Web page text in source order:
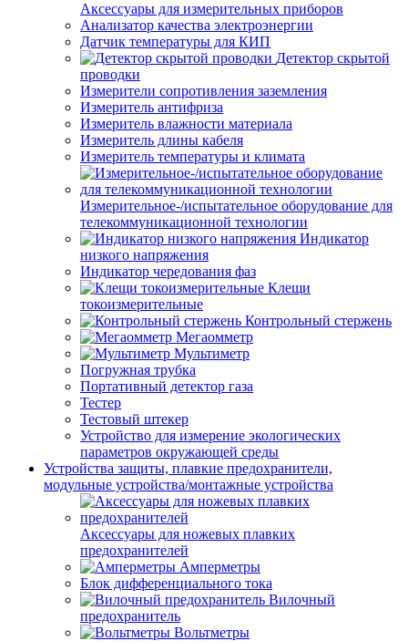
Аксессуары для измерительных приборов
Анализатор качества электроэнергии
Датчик температуры для КИП
Детектор скрытой
проводки
Измерители сопротивления заземления
Измеритель антифриза
Измеритель влажности материала
Измеритель длины кабеля
Измеритель температуры и климата
Измерительное-/испытательное оборудование для
телекоммуникационной технологии
Индикатор
низкого напряжения
Индикатор чередования фаз
Клещи
токоизмерительные
Контрольный стержень
Мегаомметр
Мультиметр
Погружная трубка
Портативный детектор газа
Тестер
Тестовый штекер
Устройство для измерение экологических
параметров окружающей среды
Устройства защиты, плавкие предохранители,
модульные устройства/монтажные устройства
Аксессуары для ножевых плавких
предохранителей
Амперметры
Блок дифференциального тока
Вилочный
предохранитель
Вольтметры